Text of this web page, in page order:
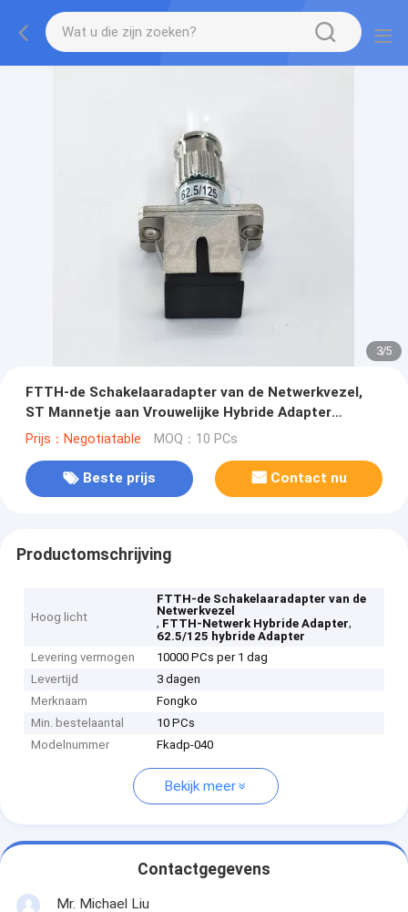
3/5
FTTH-de Schakelaaradapter van de Netwerkvezel,
ST Mannetje aan Vrouwelijke Hybride Adapter
62.5/125 van Sc
Prijs：Negotiatable MOQ：10 PCs
Beste prijs Contact nu
Productomschrijving
Hoog licht
FTTH-de Schakelaaradapter van de
Netwerkvezel
, FTTH-Netwerk Hybride Adapter,
62.5/125 hybride Adapter
Levering vermogen
10000 PCs per 1 dag
Levertijd
3 dagen
Merknaam
Fongko
Min. bestelaantal
10 PCs
Modelnummer
Fkadp-040
Bekijk meer
Contactgegevens
Mr. Michael Liu